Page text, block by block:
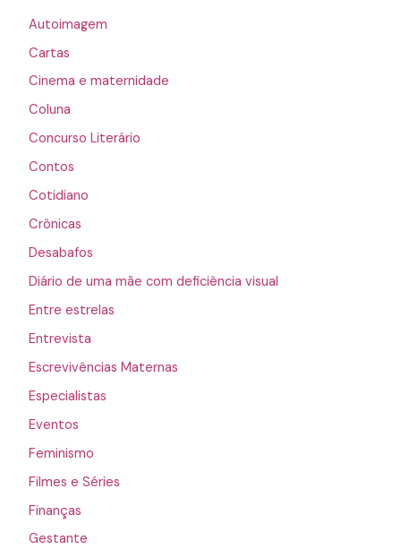
Autoimagem
Cartas
Cinema e maternidade
Coluna
Concurso Literário
Contos
Cotidiano
Crônicas
Desabafos
Diário de uma mãe com deficiência visual
Entre estrelas
Entrevista
Escrevivências Maternas
Especialistas
Eventos
Feminismo
Filmes e Séries
Finanças
Gestante